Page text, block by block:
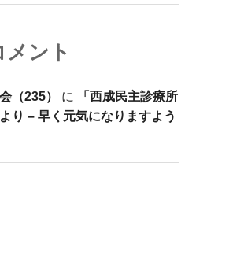
ント
（235） に
「西成民主診療所
り – 早く元気になりますよう